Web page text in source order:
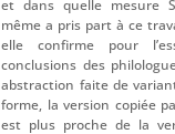
et dans quelle mesure
même a pris part à ce
elle confirme pour
conclusions des
abstraction faite de
forme, la version copiée
est plus proche de la